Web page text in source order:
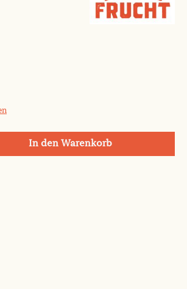
gewünschten Wert
In den Warenkorb